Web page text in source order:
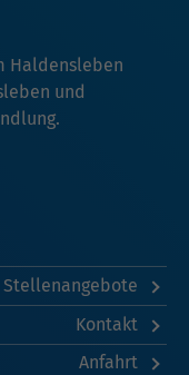
Haldensleben
und
Stellenangebote
Kontakt
Anfahrt